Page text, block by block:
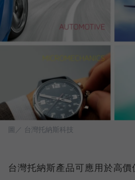
圖／ 台灣托納斯科技
台灣托納斯產品可應用於高